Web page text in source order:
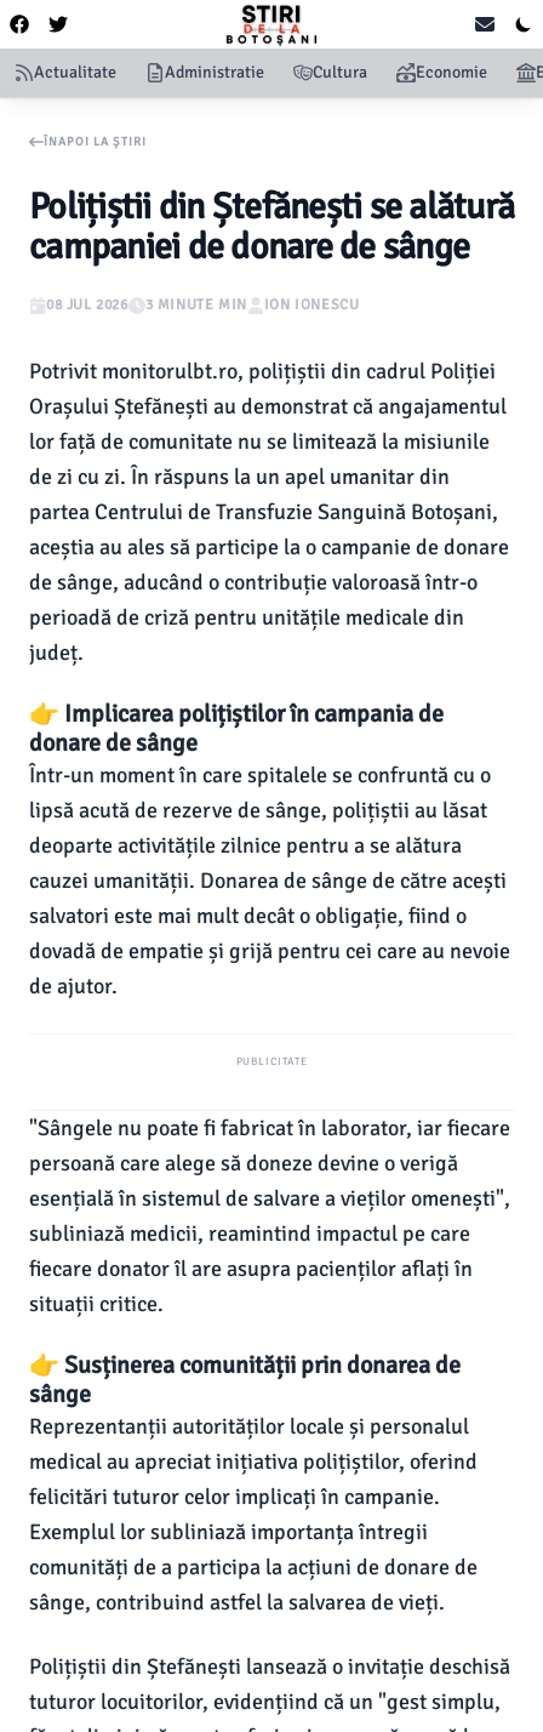
Actualitate Administratie Cultura Economie
ÎNAPOI LA ȘTIRI
Polițiștii din Ștefănești se alătură
campaniei de donare de sânge
08 JUL 2026 3 MINUTE MIN ION IONESCU
Potrivit monitorulbt.ro, polițiștii din cadrul Poliției
Orașului Ștefănești au demonstrat că angajamentul
lor față de comunitate nu se limitează la misiunile
de zi cu zi. În răspuns la un apel umanitar din
partea Centrului de Transfuzie Sanguină Botoșani,
aceștia au ales să participe la o campanie de donare
de sânge, aducând o contribuție valoroasă într-o
perioadă de criză pentru unitățile medicale din
județ.
👉 Implicarea polițiștilor în campania de
donare de sânge
Într-un moment în care spitalele se confruntă cu o
lipsă acută de rezerve de sânge, polițiștii au lăsat
deoparte activitățile zilnice pentru a se alătura
cauzei umanității. Donarea de sânge de către acești
salvatori este mai mult decât o obligație, fiind o
dovadă de empatie și grijă pentru cei care au nevoie
de ajutor.
PUBLICITATE
"Sângele nu poate fi fabricat în laborator, iar fiecare
persoană care alege să doneze devine o verigă
esențială în sistemul de salvare a vieților omenești",
subliniază medicii, reamintind impactul pe care
fiecare donator îl are asupra pacienților aflați în
situații critice.
👉 Susținerea comunității prin donarea de
sânge
Reprezentanții autorităților locale și personalul
medical au apreciat inițiativa polițiștilor, oferind
felicitări tuturor celor implicați în campanie.
Exemplul lor subliniază importanța întregii
comunități de a participa la acțiuni de donare de
sânge, contribuind astfel la salvarea de vieți.
Polițiștii din Ștefănești lansează o invitație deschisă
tuturor locuitorilor, evidențiind că un "gest simplu,